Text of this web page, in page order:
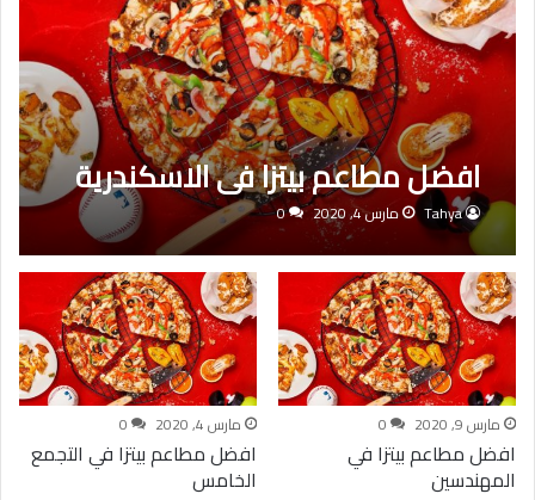
افضل مطاعم بيتزا في الاسكندرية
Tahya مارس 4, 2020 0
مارس 9, 2020 0
افضل مطاعم بيتزا في
المهندسين
مارس 4, 2020 0
افضل مطاعم بيتزا في التجمع
الخامس